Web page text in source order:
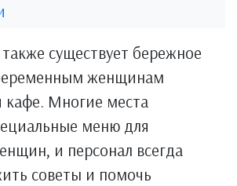
существует бережное
женщинам
кафе. Многие места
меню для
и персонал всегда
советы и помочь